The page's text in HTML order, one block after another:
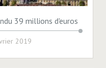
39 millions d'euros
2019